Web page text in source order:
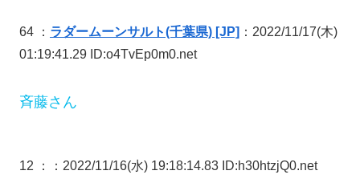
64 ： ラダームーンサルト(千葉県) [JP] ：2022/11/17(木)
01:19:41.29 ID:o4TvEp0m0.net
斉藤さん
12 ： ：2022/11/16(水) 19:18:14.83 ID:h30htzjQ0.net